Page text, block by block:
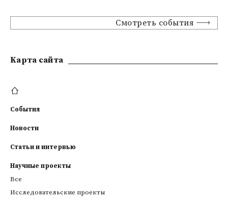
Смотреть события
Kарта сайта
События
Новости
Статьи и интервью
Научные проекты
Все
Исследовательские проекты